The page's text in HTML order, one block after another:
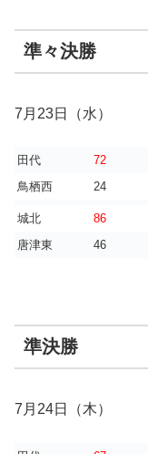
準々決勝
7月23日（水）
田代 72
鳥栖西
24
城北 86
唐津東
46
準決勝
7月24日（木）